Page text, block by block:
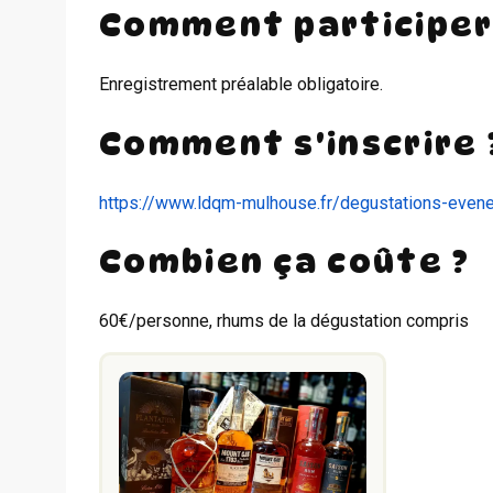
Comment participer
Enregistrement préalable obligatoire.
Comment s'inscrire
https://www.ldqm-mulhouse.fr/degustations-
Combien ça coûte ?
60€/personne, rhums de la dégustation compris